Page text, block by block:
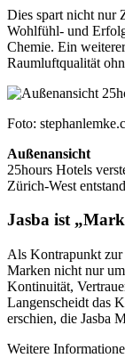
Dies spart nicht nur
Wohlfühl- und
Chemie. Ein
Raumluftqualität
Foto:
Außenansicht
25hours Hotels
Zürich-West
Jasba ist
Als Kontrapunkt zur
Marken nicht nur
Kontinuität,
Langenscheidt das
erschien, die Jasba
Weitere